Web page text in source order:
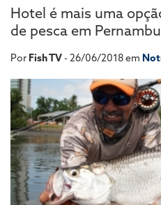
Hotel é mais uma
de pesca em
Por Fish TV- 26/06/2018 em